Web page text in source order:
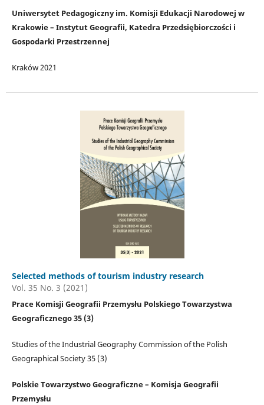
Uniwersytet Pedagogiczny im. Komisji Edukacji Narodowej w
Krakowie – Instytut Geografii, Katedra Przedsiębiorczości i
Gospodarki Przestrzennej
Kraków 2021
Selected methods of tourism industry research
Vol. 35 No. 3 (2021)
Prace Komisji Geografii Przemysłu Polskiego Towarzystwa
Geograficznego 35 (3)
Studies of the Industrial Geography Commission of the Polish
Geographical Society 35 (3)
Polskie Towarzystwo Geograficzne – Komisja Geografii
Przemysłu